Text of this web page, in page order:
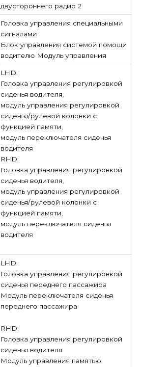
двустороннего радио 2
Головка управления специальными
сигналами
Блок управления системой помощи
водителю Модуль управления
LHD:
Головка управления регулировкой
сиденья водителя,
модуль управления регулировкой
сиденья/рулевой колонки с
функцией памяти,
модуль переключателя сиденья
водителя
RHD:
Головка управления регулировкой
сиденья водителя,
модуль управления регулировкой
сиденья/рулевой колонки с
функцией памяти,
модуль переключателя сиденья
водителя
LHD:
Головка управления регулировкой
сиденья переднего пассажира
Модуль переключателя сиденья
переднего пассажира
RHD:
Головка управления регулировкой
сиденья водителя
Модуль управления памятью